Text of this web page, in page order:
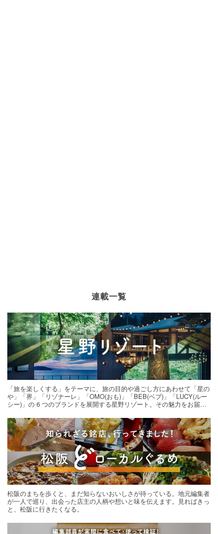
連載一覧
「旅を楽しくする」をテーマに、旅の目的や過ごし方にあわせて「星の
や」「界」「リゾナーレ」「OMO(おも)」「BEB(ベブ)」「LUCY(ルー
シー)」の 6 つのブランドを展開する星野リゾート。その魅力をお届け
松阪のまちを歩くと、まだ知らないおいしさが待っている。地元編集者
が一人で巡り、出会った店主の人柄や想いと味を伝えます。見ればきっ
と、松阪に行きたくなる。